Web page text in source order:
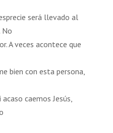
será llevado al
No
A veces acontece que
bien con esta persona,
caemos Jesús,